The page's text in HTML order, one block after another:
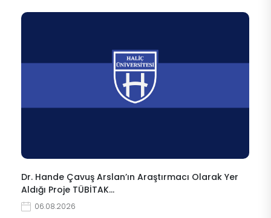
Dr. Hande Çavuş Arslan’ın Araştırmacı Olarak Yer
Aldığı Proje TÜBİTAK…
06.08.2026